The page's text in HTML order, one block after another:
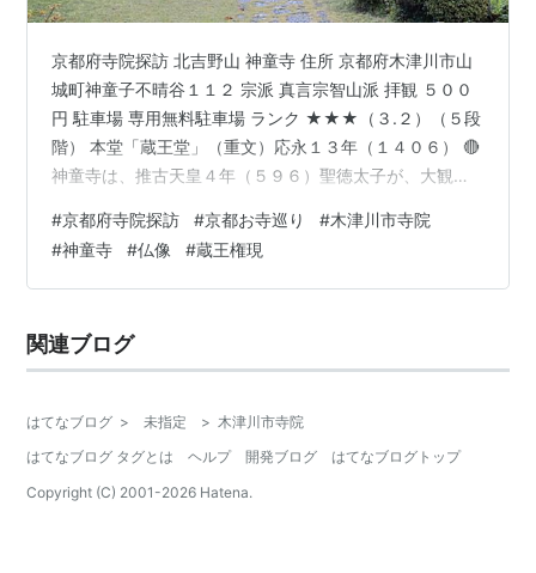
京都府寺院探訪 北吉野山 神童寺 住所 京都府木津川市山
城町神童子不晴谷１１２ 宗派 真言宗智山派 拝観 ５００
円 駐車場 専用無料駐車場 ランク ★★★（３.２）（５段
階） 本堂「蔵王堂」（重文）応永１３年（１４０６） 🔴
神童寺は、推古天皇４年（５９６）聖徳太子が、大観世
業し蔵王権現を刻み、神童寺とした。 養老６年（７２
２）北吉野山として大いに栄えた。 しかしながら、治承
４年（１１８０）平資盛の兵火で全焼し、建久元年（１
び兵火により焼失しました。 応永１３年（１４０６）興
福寺により、現在の…
#京都府寺院探訪 #京都お寺巡り #木津川市寺院
#神童寺 #仏像 #蔵王権現
関連ブログ
はてなブログ > 未指定 > 木津川市寺院
はてなブログ タグとは
ヘルプ 開発ブログ
はてなブログトップ
Copyright (C) 2001-2026 Hatena.